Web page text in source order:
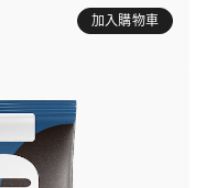
加入購物車